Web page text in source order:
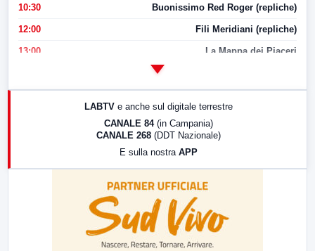
10:30 Buonissimo Red Roger (repliche)
12:00 Fili Meridiani (repliche)
13:00 La Mappa dei Piaceri
LABTV e anche sul digitale terrestre
CANALE 84 (in Campania)
CANALE 268 (DDT Nazionale)
E sulla nostra APP